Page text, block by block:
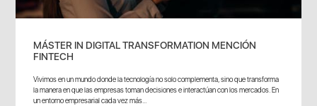
MÁSTER IN DIGITAL TRANSFORMATION MENCIÓN
FINTECH
Vivimos en un mundo donde la tecnología no solo complementa, sino que transforma
la manera en que las empresas toman decisiones e interactúan con los mercados. En
un entorno empresarial cada vez más...